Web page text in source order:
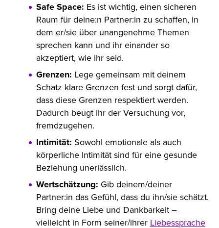
Safe Space: Es ist wichtig, einen sicheren
Raum für deine:n Partner:in zu schaffen, in
dem er/sie über unangenehme Themen
sprechen kann und ihr einander so
akzeptiert, wie ihr seid.
Grenzen: Lege gemeinsam mit deinem
Schatz klare Grenzen fest und sorgt dafür,
dass diese Grenzen respektiert werden.
Dadurch beugt ihr der Versuchung vor,
fremdzugehen.
Intimität: Sowohl emotionale als auch
körperliche Intimität sind für eine gesunde
Beziehung unerlässlich.
Wertschätzung: Gib deinem/deiner
Partner:in das Gefühl, dass du ihn/sie schätzt.
Bring deine Liebe und Dankbarkeit –
vielleicht in Form seiner/ihrer Liebessprache